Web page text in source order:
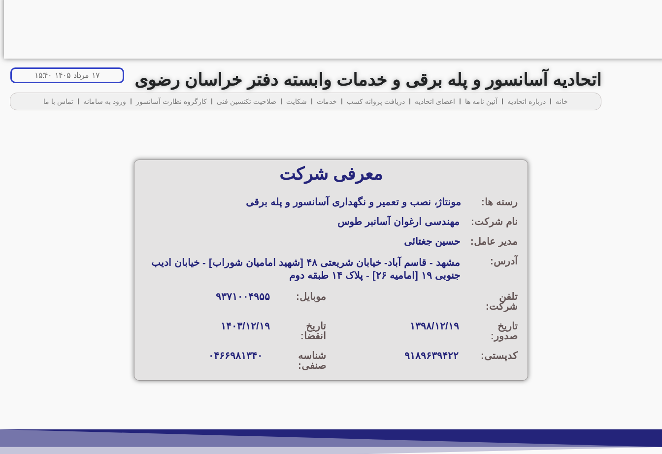
اتحادیه آسانسور و پله برقی و خدمات وابسته دفتر خراسان رضوی ۱۷ مرداد ۱۴۰۵ ۱۵:۴۰
خانه درباره اتحادیه آئين نامه ها اعضای اتحادیه دریافت پروانه کسب خدمات شکایت صلاحیت تکنسین فنی کارگروه نظارت آسانسور ورود به سامانه تماس با ما
معرفی شرکت
رسته ها:
مونتاژ، نصب و تعمیر و نگهداری آسانسور و پله برقی
نام شرکت:
مهندسی ارغوان آسانبر طوس
مدیر عامل:
حسین جغتائی
آدرس:
مشهد - قاسم آباد- خیابان شریعتی ۴۸ [شهید امامیان شوراب] - خیابان ادیب
جنوبی ۱۹ [امامیه ۲۶] - پلاک ۱۴ طبقه دوم
تلفن
شرکت:
موبایل: ۹۳۷۱۰۰۴۹۵۵
تاریخ
صدور:
۱۳۹۸/۱۲/۱۹
تاریخ
انقضا:
۱۴۰۳/۱۲/۱۹
کدپستی: ۹۱۸۹۶۳۹۴۲۲
شناسه
صنفی:
۰۴۶۶۹۸۱۳۴۰